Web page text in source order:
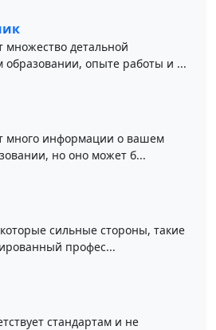
детальной
опыте работы и ...
много информации о вашем
но оно может б...
сильные стороны, такие
профес...
стандартам и не